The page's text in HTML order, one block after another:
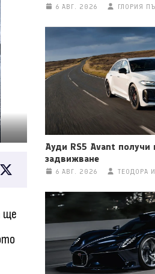
ще
6 АВГ. 2026 ГЛОРИЯ
Ауди RS5 Avant получи
задвижване
6 АВГ. 2026 ТЕОДОРА